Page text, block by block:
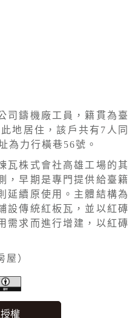
司鑄機廠工員，籍貫為臺
地居住，該戶共有7人同
為力行橫巷56號。
瓦株式會社高雄工場的其
，早期是專門提供給臺籍
延續原使用。主體結構為
設傳統紅板瓦，並以紅磚
需求而進行增建，以紅磚
屋）